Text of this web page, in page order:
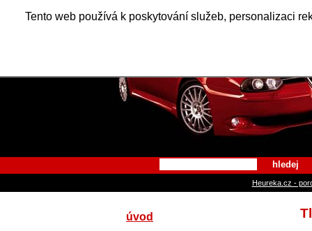
Tento web používá k poskytování služeb, personalizaci
Alfa
hledej
Heureka.cz -
úvod